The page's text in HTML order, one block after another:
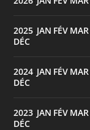
2025 JAN FÉV MAR
DÉC
2024 JAN FÉV MAR
DÉC
2023 JAN FÉV MAR
DÉC